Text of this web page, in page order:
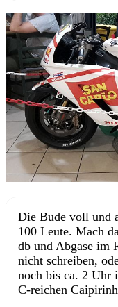
Die Bude voll und
100 Leute. Mach
db und Abgase im
nicht schreiben,
noch bis ca. 2 Uhr
C-reichen